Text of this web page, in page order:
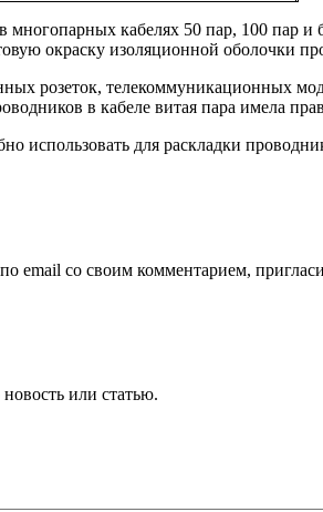
кабелях 50 пар, 100 пар
окраску изоляционной оболочки
розеток, телекоммуникационных
в кабеле витая пара имела
использовать для раскладки
email со своим комментарием,
или статью.